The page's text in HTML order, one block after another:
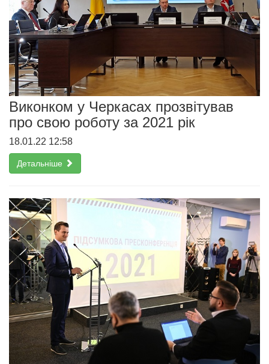
Виконком у Черкасах прозвітував
про свою роботу за 2021 рік
18.01.22 12:58
Детальніше